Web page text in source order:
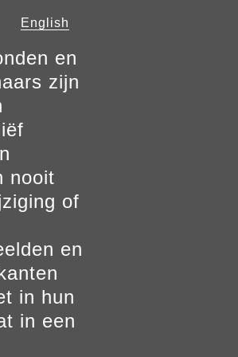
English
en
zijn
nooit
of
en
in hun
in een